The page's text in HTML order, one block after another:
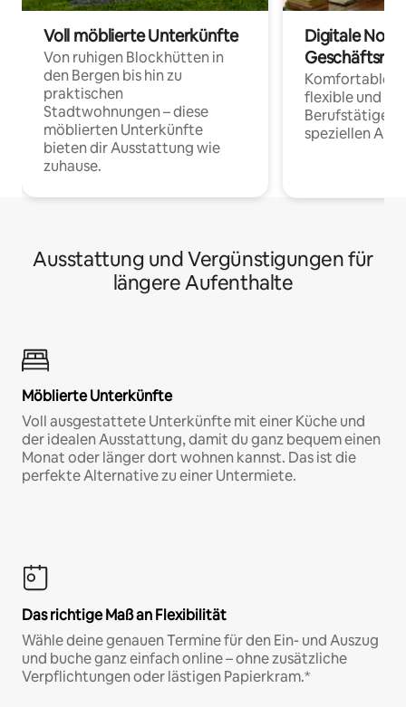
Voll möblierte Unterkünfte
Von ruhigen Blockhütten in
den Bergen bis hin zu
praktischen
Stadtwohnungen – diese
möblierten Unterkünfte
bieten dir Ausstattung wie
zuhause.
Digitale
Komfortable
flexible und
Berufstätige
speziellen
Ausstattung und Vergünstigungen für
längere Aufenthalte
Möblierte Unterkünfte
Voll ausgestattete Unterkünfte mit einer Küche und
der idealen Ausstattung, damit du ganz bequem einen
Monat oder länger dort wohnen kannst. Das ist die
perfekte Alternative zu einer Untermiete.
Das richtige Maß an Flexibilität
Wähle deine genauen Termine für den Ein- und Auszug
und buche ganz einfach online – ohne zusätzliche
Verpflichtungen oder lästigen Papierkram.*